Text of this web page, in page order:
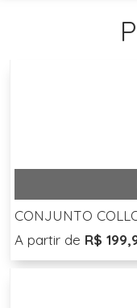
CONJUNTO
A partir de R$